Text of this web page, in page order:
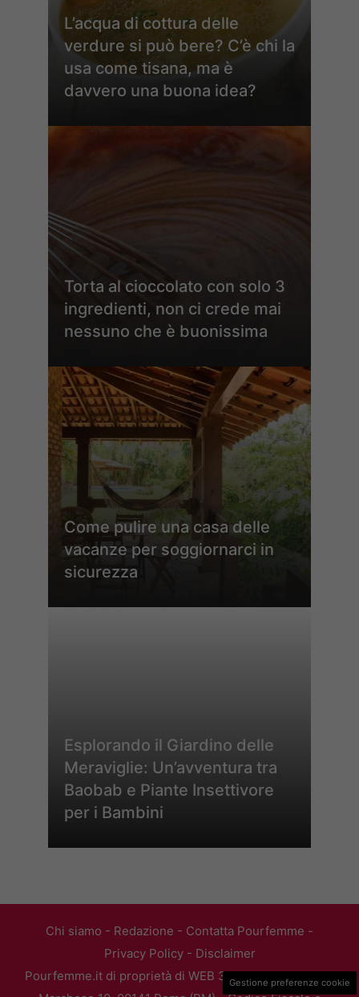
L’acqua di cottura delle
verdure si può bere? C’è chi la
usa come tisana, ma è
davvero una buona idea?
Torta al cioccolato con solo 3
ingredienti, non ci crede mai
nessuno che è buonissima
Come pulire una casa delle
vacanze per soggiornarci in
sicurezza
Esplorando il Giardino delle
Meraviglie: Un’avventura tra
Baobab e Piante Insettivore
per i Bambini
Chi siamo - Redazione - Contatta Pourfemme -
Privacy Policy- Disclaimer
Pourfemme.it di proprietà di WEB 365 SRL - Via Nicola
Gestione preferenze cookie